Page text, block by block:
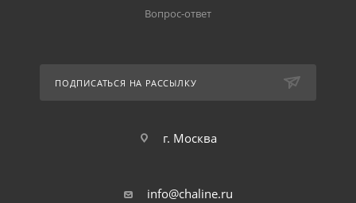
Вопрос-ответ
ПОДПИСАТЬСЯ НА РАССЫЛКУ
г. Москва
info@chaline.ru